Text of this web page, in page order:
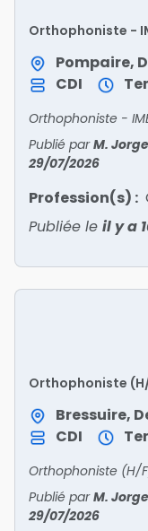
Orthophoniste -
CDI
Publié parM.
29/07/2026
Profession(s) :
Publiée le il y a
Orthophoniste
CDI
Publié parM.
29/07/2026